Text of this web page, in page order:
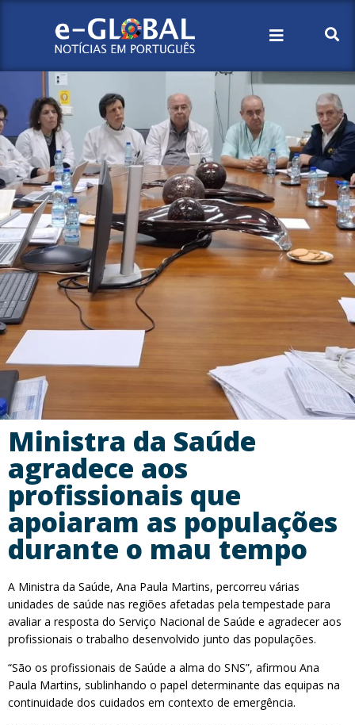
Ministra da Saúde
agradece aos
profissionais que
apoiaram as populações
durante o mau tempo
A Ministra da Saúde, Ana Paula Martins, percorreu várias
unidades de saúde nas regiões afetadas pela tempestade para
avaliar a resposta do Serviço Nacional de Saúde e agradecer aos
profissionais o trabalho desenvolvido junto das populações.
“São os profissionais de Saúde a alma do SNS”, afirmou Ana
Paula Martins, sublinhando o papel determinante das equipas na
continuidade dos cuidados em contexto de emergência.